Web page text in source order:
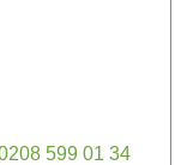
599 01 34